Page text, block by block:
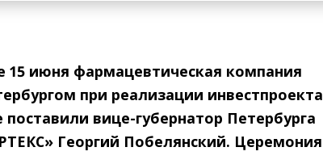
июня фармацевтическая компания
при реализации инвестпроекта
вице-губернатор Петербурга
Георгий Побелянский. Церемония